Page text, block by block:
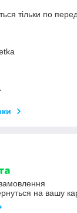
тільки по
на вашу